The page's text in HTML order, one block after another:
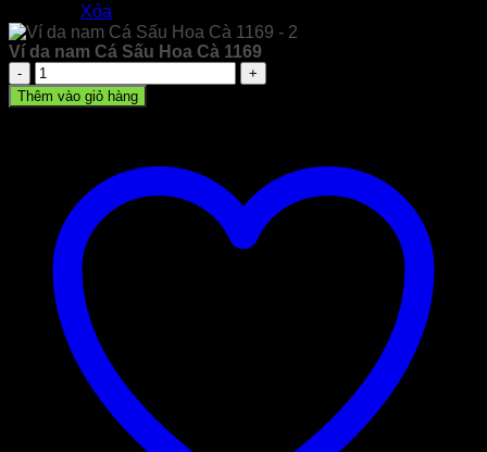
Xóa
Ví da nam Cá Sấu Hoa Cà 1169
Ví
da
nam
1169
lượng
Thêm vào giỏ hàng